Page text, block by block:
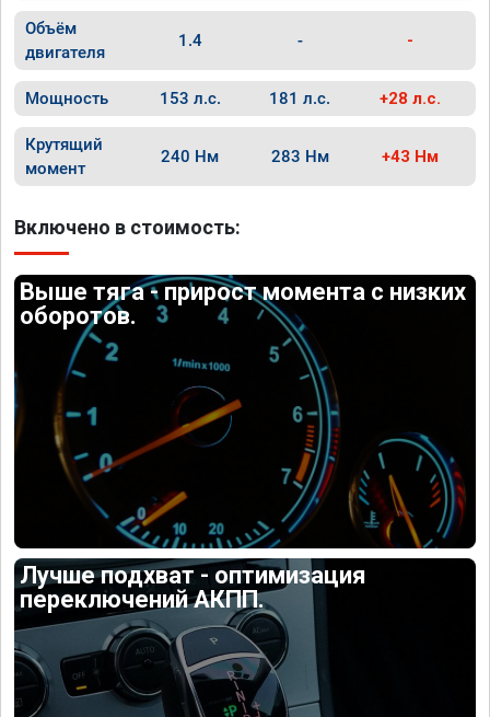
Объём
двигателя
1.4 - -
Мощность 153 л.с. 181 л.с. +28 л.с.
Крутящий
момент
240 Нм 283 Нм +43 Нм
Включено в стоимость:
Выше тяга - прирост момента с низких
оборотов.
Лучше подхват - оптимизация
переключений АКПП.